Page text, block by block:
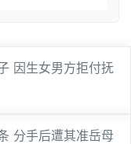
因生女男方拒付抚
分手后遭其准岳母